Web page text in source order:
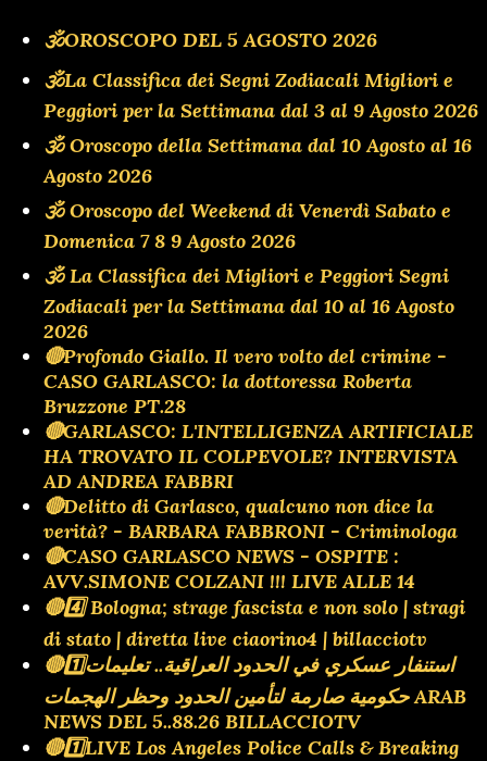
🕉OROSCOPO DEL 5 AGOSTO 2026
🕉La Classifica dei Segni Zodiacali Migliori e
Peggiori per la Settimana dal 3 al 9 Agosto 2026
🕉 Oroscopo della Settimana dal 10 Agosto al 16
Agosto 2026
🕉 Oroscopo del Weekend di Venerdì Sabato e
Domenica 7 8 9 Agosto 2026
🕉 La Classifica dei Migliori e Peggiori Segni
Zodiacali per la Settimana dal 10 al 16 Agosto
2026
🔴Profondo Giallo. Il vero volto del crimine -
CASO GARLASCO: la dottoressa Roberta
Bruzzone PT.28
🔴GARLASCO: L'INTELLIGENZA ARTIFICIALE
HA TROVATO IL COLPEVOLE? INTERVISTA
AD ANDREA FABBRI
🔴Delitto di Garlasco, qualcuno non dice la
verità? - BARBARA FABBRONI - Criminologa
🔴CASO GARLASCO NEWS - OSPITE :
AVV.SIMONE COLZANI !!! LIVE ALLE 14
🔴4️⃣ Bologna; strage fascista e non solo | stragi
di stato | diretta live ciaorino4 | billacciotv
🔴1️⃣استنفار عسكري في الحدود العراقية.. تعليمات
حكومية صارمة لتأمين الحدود وحظر الهجمات ARAB
NEWS DEL 5..88.26 BILLACCIOTV
🔴1️⃣LIVE Los Angeles Police Calls & Breaking